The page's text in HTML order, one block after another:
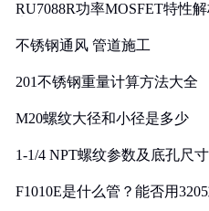
RU7088R功率MOSFET特性
不锈钢通风 管道施工
201不锈钢重量计算方法大全
M20螺纹大径和小径是多少
1-1/4 NPT螺纹参数及底孔尺
F1010E是什么管？能否用